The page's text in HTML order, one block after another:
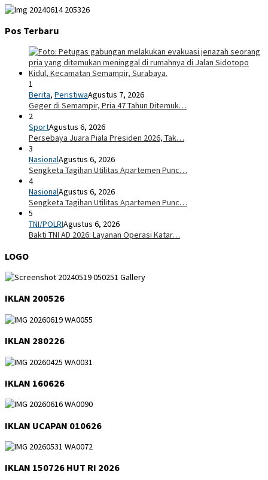
Pos Terbaru
1
Berita, PeristiwaAgustus 7, 2026
Geger di Semampir, Pria 47 Tahun Ditemuk…
2
SportAgustus 6, 2026
Persebaya Juara Piala Presiden 2026, Tak…
3
NasionalAgustus 6, 2026
Sengketa Tagihan Utilitas Apartemen Punc…
4
NasionalAgustus 6, 2026
Sengketa Tagihan Utilitas Apartemen Punc…
5
TNI/POLRIAgustus 6, 2026
Bakti TNI AD 2026: Layanan Operasi Katar…
LOGO
IKLAN 200526
IKLAN 280226
IKLAN 160626
IKLAN UCAPAN 010626
IKLAN 150726 HUT RI 2026